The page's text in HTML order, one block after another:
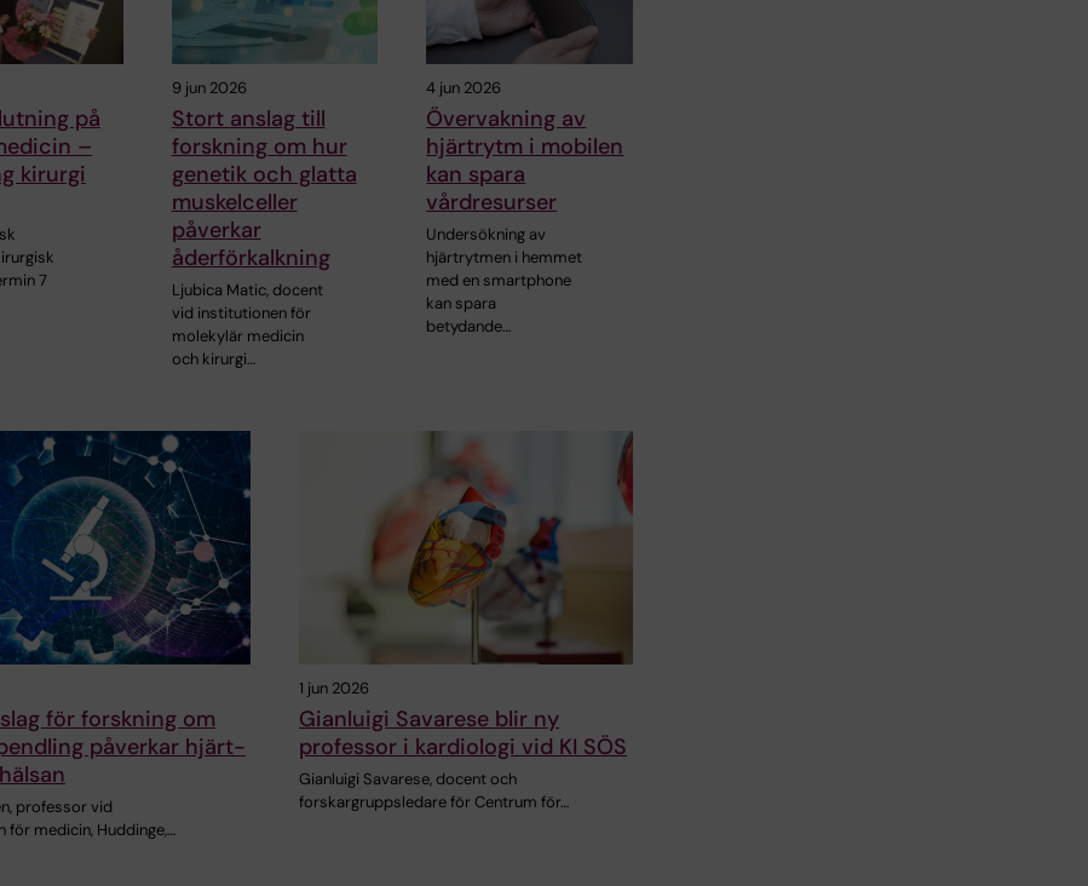
på
–
kirurgi
7
9 jun 2026
Stort anslag till
forskning om hur
genetik och glatta
muskelceller
påverkar
åderförkalkning
Ljubica Matic, docent
vid institutionen för
molekylär medicin
och kirurgi…
4 jun 2026
Övervakning av
hjärtrytm i mobilen
kan spara
vårdresurser
Undersökning av
hjärtrytmen i hemmet
med en smartphone
kan spara
betydande…
för forskning om
påverkar hjärt-
professor vid
för medicin, Huddinge,…
1 jun 2026
Gianluigi Savarese blir ny
professor i kardiologi vid KI SÖS
Gianluigi Savarese, docent och
forskargruppsledare för Centrum för…